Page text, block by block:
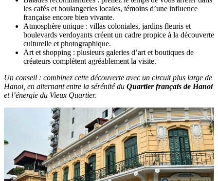
les cafés et boulangeries locales, témoins d’une influence
française encore bien vivante.
Atmosphère unique : villas coloniales, jardins fleuris et
boulevards verdoyants créent un cadre propice à la découverte
culturelle et photographique.
Art et shopping : plusieurs galeries d’art et boutiques de
créateurs complètent agréablement la visite.
Un conseil : combinez cette découverte avec un circuit plus large de
Hanoi, en alternant entre la sérénité du Quartier français de Hanoi
et l’énergie du Vieux Quartier.